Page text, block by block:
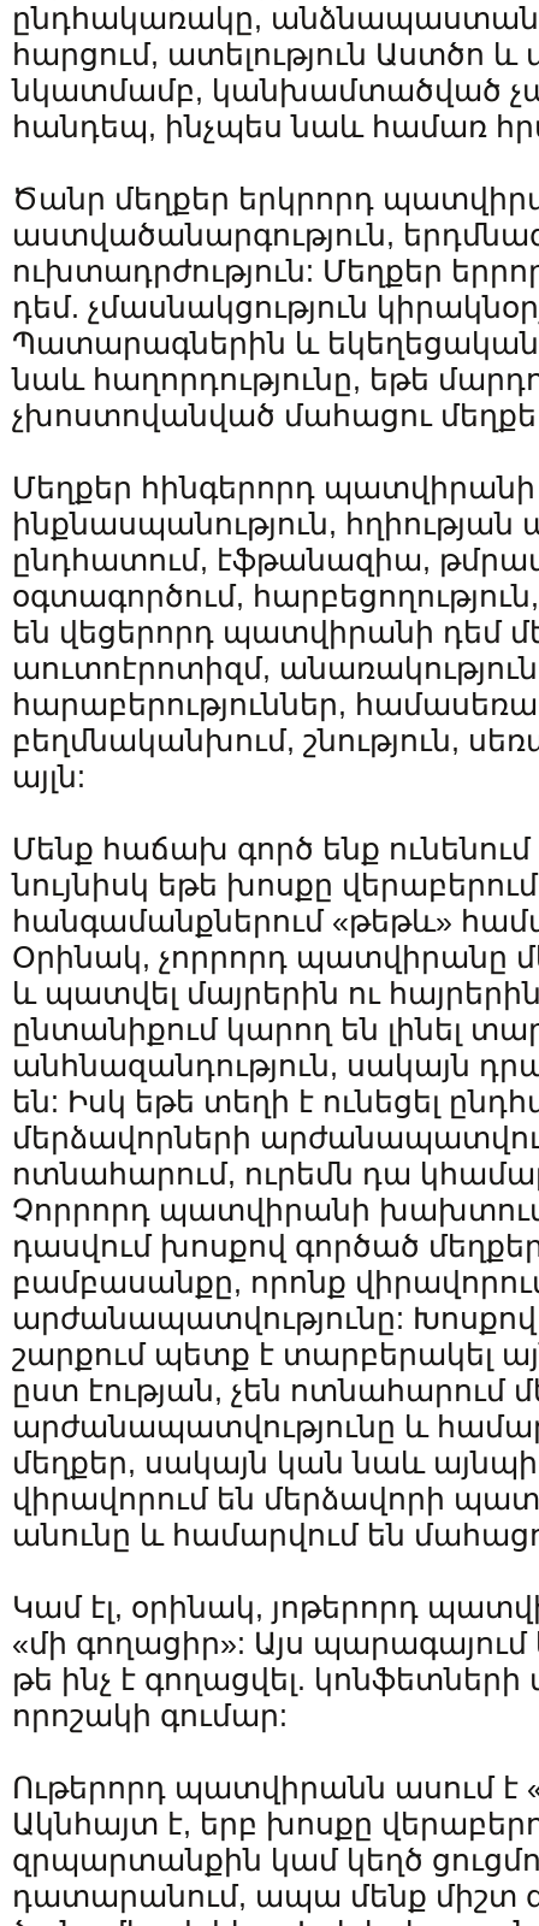
ընդհակառակը,
հարցում, ատելություն Աստծո և
նկատմամբ, կանխամտածված
հանդեպ, ինչպես նաև համառ
Ծանր մեղքեր երկրորդ
աստվածանարգություն,
ուխտադրժություն: Մեղքեր
դեմ. չմասնակցություն
Պատարագներին և եկեղեցական
նաև հաղորդությունը, եթե
չխոստովանված մահացու
Մեղքեր հինգերորդ պատվիրանի
ինքնասպանություն,
ընդհատում, էֆթանազիա,
օգտագործում,
են վեցերորդ պատվիրանի դեմ
աուտոէրոտիզմ,
հարաբերություններ,
բեղմնականխում, շնություն,
այլն:
Մենք հաճախ գործ ենք
նույնիսկ եթե խոսքը վերաբերում
հանգամանքներում «թեթև»
Օրինակ, չորրորդ պատվիրանը
և պատվել մայրերին ու
ընտանիքում կարող են լինել
անհնազանդություն, սակայն
են: Իսկ եթե տեղի է ունեցել
մերձավորների
ոտնահարում, ուրեմն դա
Չորրորդ պատվիրանի
դասվում խոսքով գործած
բամբասանքը, որոնք
արժանապատվությունը:
շարքում պետք է տարբերակել
ըստ էության, չեն ոտնահարում
արժանապատվությունը և
մեղքեր, սակայն կան նաև
վիրավորում են մերձավորի
անունը և համարվում են
Կամ էլ, օրինակ, յոթերորդ
«մի գողացիր»: Այս
թե ինչ է գողացվել.
որոշակի գումար:
Ութերորդ պատվիրանն ասում է
Ակնհայտ է, երբ խոսքը
զրպարտանքին կամ կեղծ
դատարանում, ապա մենք միշտ